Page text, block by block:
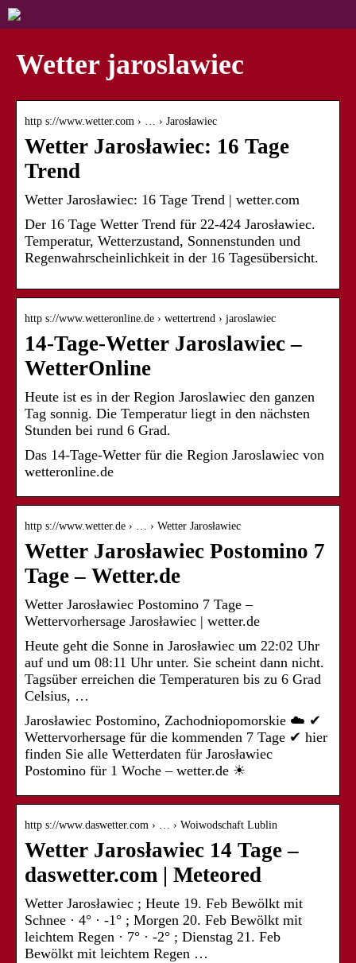
Wetter jaroslawiec
http s://www.wetter.com › … › Jarosławiec
Wetter Jarosławiec: 16 Tage
Trend
Wetter Jarosławiec: 16 Tage Trend | wetter.com
Der 16 Tage Wetter Trend für 22-424 Jarosławiec.
Temperatur, Wetterzustand, Sonnenstunden und
Regenwahrscheinlichkeit in der 16 Tagesübersicht.
http s://www.wetteronline.de › wettertrend › jaroslawiec
14-Tage-Wetter Jaroslawiec –
WetterOnline
Heute ist es in der Region Jaroslawiec den ganzen
Tag sonnig. Die Temperatur liegt in den nächsten
Stunden bei rund 6 Grad.
Das 14-Tage-Wetter für die Region Jaroslawiec von
wetteronline.de
http s://www.wetter.de › … › Wetter Jarosławiec
Wetter Jarosławiec Postomino 7
Tage – Wetter.de
Wetter Jarosławiec Postomino 7 Tage –
Wettervorhersage Jarosławiec | wetter.de
Heute geht die Sonne in Jarosławiec um 22:02 Uhr
auf und um 08:11 Uhr unter. Sie scheint dann nicht.
Tagsüber erreichen die Temperaturen bis zu 6 Grad
Celsius, …
Jarosławiec Postomino, Zachodniopomorskie ☁️ ✔
Wettervorhersage für die kommenden 7 Tage ✔ hier
finden Sie alle Wetterdaten für Jarosławiec
Postomino für 1 Woche – wetter.de ☀
http s://www.daswetter.com › … › Woiwodschaft Lublin
Wetter Jarosławiec 14 Tage –
daswetter.com | Meteored
Wetter Jarosławiec ; Heute 19. Feb Bewölkt mit
Schnee · 4° · -1° ; Morgen 20. Feb Bewölkt mit
leichtem Regen · 7° · -2° ; Dienstag 21. Feb
Bewölkt mit leichtem Regen …